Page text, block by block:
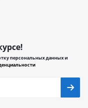
персональных данных и